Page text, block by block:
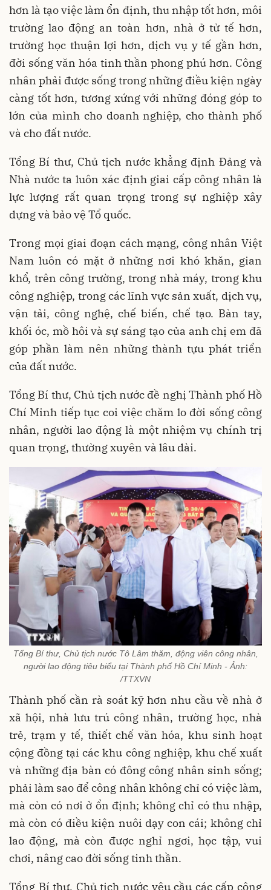
hơn là tạo việc làm ổn định, thu nhập tốt hơn, môi
trường lao động an toàn hơn, nhà ở tử tế hơn,
trường học thuận lợi hơn, dịch vụ y tế gần hơn,
đời sống văn hóa tinh thần phong phú hơn. Công
nhân phải được sống trong những điều kiện ngày
càng tốt hơn, tương xứng với những đóng góp to
lớn của mình cho doanh nghiệp, cho thành phố
và cho đất nước.
Tổng Bí thư, Chủ tịch nước khẳng định Đảng và
Nhà nước ta luôn xác định giai cấp công nhân là
lực lượng rất quan trọng trong sự nghiệp xây
dựng và bảo vệ Tổ quốc.
Trong mọi giai đoạn cách mạng, công nhân Việt
Nam luôn có mặt ở những nơi khó khăn, gian
khổ, trên công trường, trong nhà máy, trong khu
công nghiệp, trong các lĩnh vực sản xuất, dịch vụ,
vận tải, công nghệ, chế biến, chế tạo. Bàn tay,
khối óc, mồ hôi và sự sáng tạo của anh chị em đã
góp phần làm nên những thành tựu phát triển
của đất nước.
Tổng Bí thư, Chủ tịch nước đề nghị Thành phố Hồ
Chí Minh tiếp tục coi việc chăm lo đời sống công
nhân, người lao động là một nhiệm vụ chính trị
quan trọng, thường xuyên và lâu dài.
Tổng Bí thư, Chủ tịch nước Tô Lâm thăm, động viên công nhân,
người lao động tiêu biểu tại Thành phố Hồ Chí Minh - Ảnh:
/TTXVN
Thành phố cần rà soát kỹ hơn nhu cầu về nhà ở
xã hội, nhà lưu trú công nhân, trường học, nhà
trẻ, trạm y tế, thiết chế văn hóa, khu sinh hoạt
cộng đồng tại các khu công nghiệp, khu chế xuất
và những địa bàn có đông công nhân sinh sống;
phải làm sao để công nhân không chỉ có việc làm,
mà còn có nơi ở ổn định; không chỉ có thu nhập,
mà còn có điều kiện nuôi dạy con cái; không chỉ
lao động, mà còn được nghỉ ngơi, học tập, vui
chơi, nâng cao đời sống tinh thần.
Tổng Bí thư, Chủ tịch nước yêu cầu các cấp công